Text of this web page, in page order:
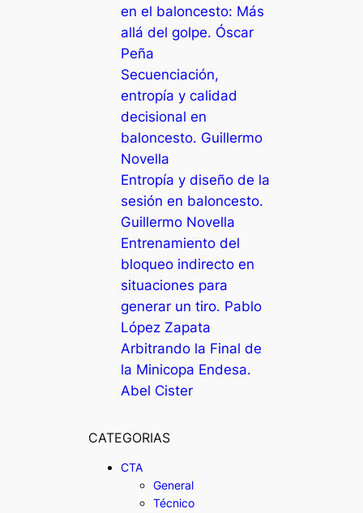
en el baloncesto: Más
allá del golpe. Óscar
Peña
Secuenciación,
entropía y calidad
decisional en
baloncesto. Guillermo
Novella
Entropía y diseño de la
sesión en baloncesto.
Guillermo Novella
Entrenamiento del
bloqueo indirecto en
situaciones para
generar un tiro. Pablo
López Zapata
Arbitrando la Final de
la Minicopa Endesa.
Abel Cister
CATEGORIAS
CTA
General
Técnico